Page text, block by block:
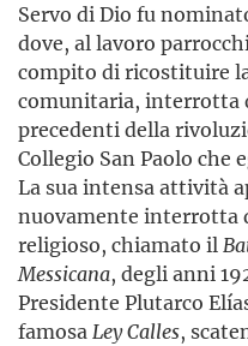
Servo di Dio fu
dove, al lavoro
compito di ricostituire
comunitaria, interrotta
precedenti della
Collegio San Paolo che
La sua intensa attività
nuovamente interrotta
religioso, chiamato il
Messicana, degli anni
Presidente Plutarco
famosa LeyCalles,